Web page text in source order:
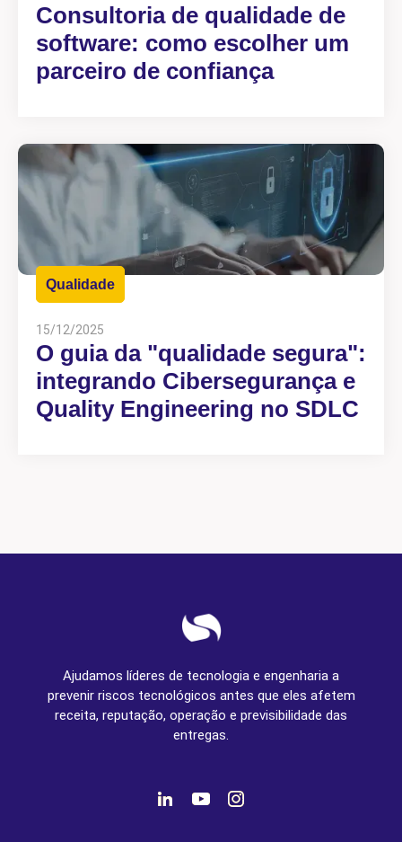
Consultoria de qualidade de
software: como escolher um
parceiro de confiança
Qualidade
15/12/2025
O guia da "qualidade segura":
integrando Cibersegurança e
Quality Engineering no SDLC
Ajudamos líderes de tecnologia e engenharia a
prevenir riscos tecnológicos antes que eles afetem
receita, reputação, operação e previsibilidade das
entregas.